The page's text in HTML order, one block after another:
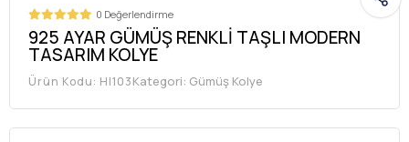
0 Değerlendirme
925 AYAR GÜMÜŞ RENKLİ TAŞLI MODERN
TASARIM KOLYE
Ürün Kodu: HI103Kategori: Gümüş Kolye